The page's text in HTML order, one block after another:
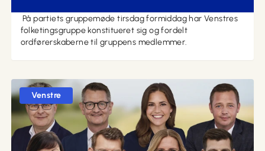
På partiets gruppemøde tirsdag formiddag har Venstres
folketingsgruppe konstitueret sig og fordelt
ordførerskaberne til gruppens medlemmer.
Venstre